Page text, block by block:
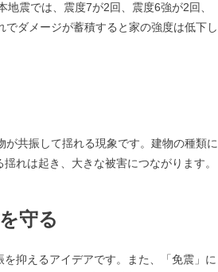
震では、震度7が2回、震度6強が2回、
ダメージが蓄積すると家の強度は低下し
共振して揺れる現象です。建物の種類に
れは起き、大きな被害につながります。
守る
抑えるアイデアです。また、「免震」に